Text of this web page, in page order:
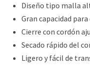
Diseño tipo malla
Gran capacidad
Cierre con cordón
Secado rápido del
Ligero y fácil de